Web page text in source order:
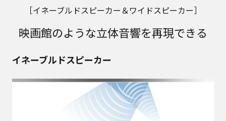
［イネーブルドスピーカー＆ワイドスピーカー］
映画館のような立体音響を再現できる
イネーブルドスピーカー